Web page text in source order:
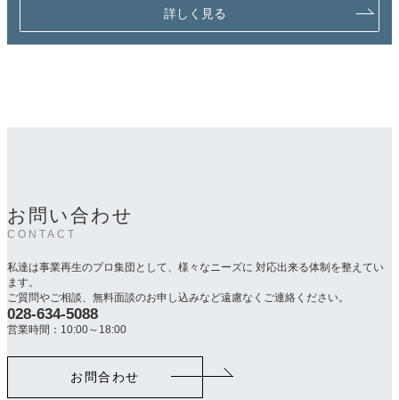
詳しく見る
お問い合わせ
CONTACT
私達は事業再生のプロ集団として、様々なニーズに 対応出来る体制を整えてい
ます。
ご質問やご相談、無料面談のお申し込みなど遠慮なくご連絡ください。
カ
ラ
ク
028-634-5088
営業時間：10:00～18:00
お問合わせ